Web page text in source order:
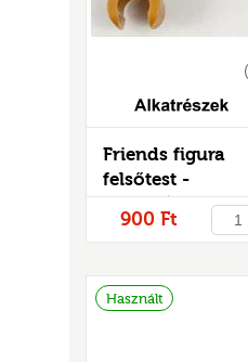
Friends figura
felsőtest -
mintás/matricás
900 Ft
Használt